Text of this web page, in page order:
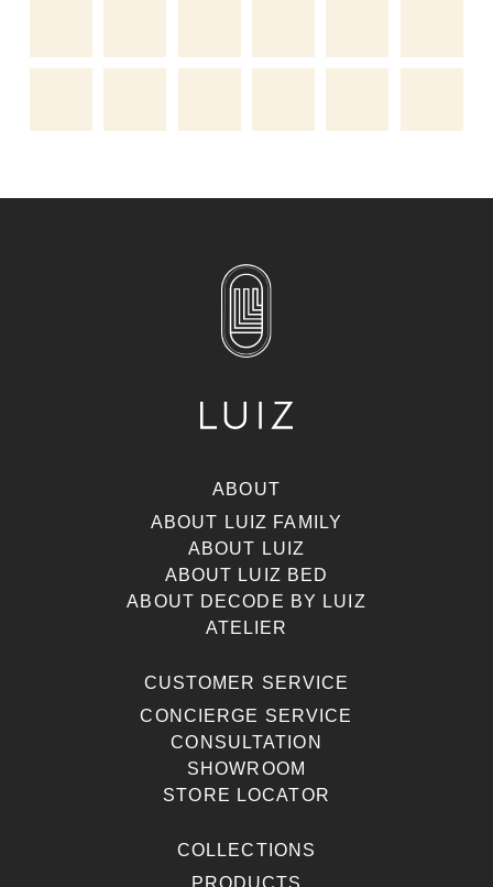
ABOUT
ABOUT LUIZ FAMILY
ABOUT LUIZ
ABOUT LUIZ BED
ABOUT DECODE BY LUIZ
ATELIER
CUSTOMER SERVICE
CONCIERGE SERVICE
CONSULTATION
SHOWROOM
STORE LOCATOR
COLLECTIONS